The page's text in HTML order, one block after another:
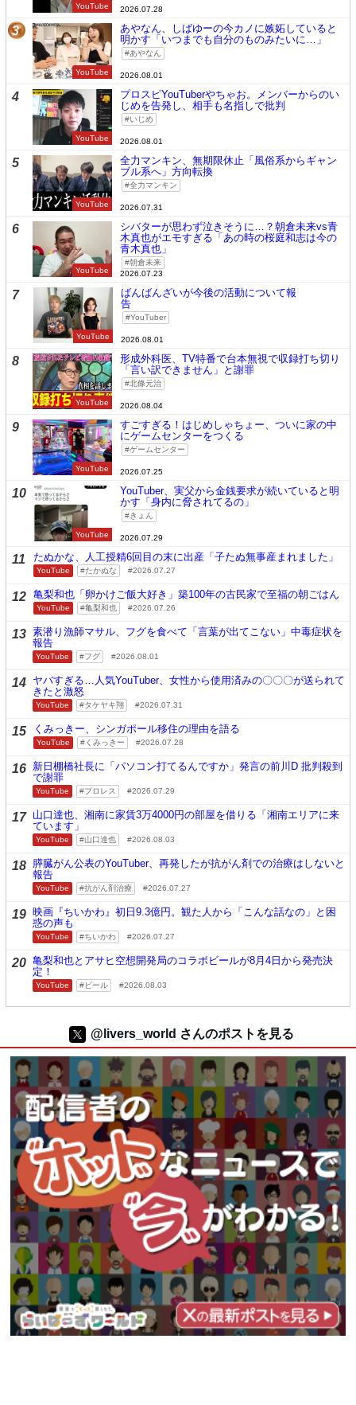
YouTube 2026.07.28
3
YouTube
あやなん、しばゆーの今カノに嫉妬していると
明かす「いつまでも自分のものみたいに…」
あやなん
2026.08.01
4
YouTube
プロスピYouTuberやちゃお。メンバーからのい
じめを告発し、相手も名指しで批判
いじめ
2026.08.01
5
YouTube
全力マンキン、無期限休止「風俗系からギャン
ブル系へ」方向転換
全力マンキン
2026.07.31
6
YouTube
シバターが思わず泣きそうに…？朝倉未来vs青
木真也がエモすぎる「あの時の桜庭和志は今の
青木真也」
朝倉未来
2026.07.23
7
YouTube
ばんばんざいが今後の活動について報
告
YouTuber
2026.08.01
8
YouTube
形成外科医、TV特番で台本無視で収録打ち切り
「言い訳できません」と謝罪
北條元治
2026.08.04
9
YouTube
すごすぎる！はじめしゃちょー、ついに家の中
にゲームセンターをつくる
ゲームセンター
2026.07.25
10
YouTube
YouTuber、実父から金銭要求が続いていると明
かす「身内に脅されてるの」
きょん
2026.07.29
11 たぬかな、人工授精6回目の末に出産「子たぬ無事産まれました」
YouTube たかぬな 2026.07.27
12 亀梨和也「卵かけご飯大好き」築100年の古民家で至福の朝ごはん
YouTube 亀梨和也 2026.07.26
13 素潜り漁師マサル、フグを食べて「言葉が出てこない」中毒症状を
報告
YouTube フグ 2026.08.01
14 ヤバすぎる…人気YouTuber、女性から使用済みの〇〇〇が送られて
きたと激怒
YouTube タケヤキ翔 2026.07.31
15 くみっきー、シンガポール移住の理由を語る
YouTube くみっきー 2026.07.28
16 新日棚橋社長に「パソコン打てるんですか」発言の前川D 批判殺到
で謝罪
YouTube プロレス 2026.07.29
17 山口達也、湘南に家賃3万4000円の部屋を借りる「湘南エリアに来
ています」
YouTube 山口達也 2026.08.03
18 膵臓がん公表のYouTuber、再発したが抗がん剤での治療はしないと
報告
YouTube 抗がん剤治療 2026.07.27
19 映画『ちいかわ』初日9.3億円。観た人から「こんな話なの」と困
惑の声も
YouTube ちいかわ 2026.07.27
20 亀梨和也とアサヒ空想開発局のコラボビールが8月4日から発売決
定！
YouTube ビール 2026.08.03
@livers_world さんのポストを見る